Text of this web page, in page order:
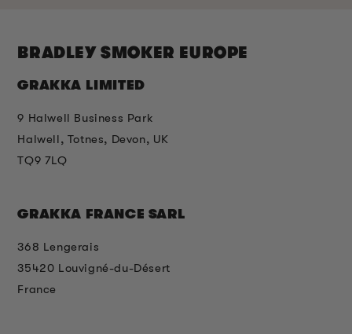
BRADLEY SMOKER EUROPE
GRAKKA LIMITED
9 Halwell Business Park
Halwell, Totnes, Devon, UK
TQ9 7LQ
GRAKKA FRANCE SARL
368 Lengerais
35420 Louvigné-du-Désert
France